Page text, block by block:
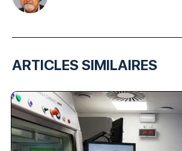
ARTICLES SIMILAIRES